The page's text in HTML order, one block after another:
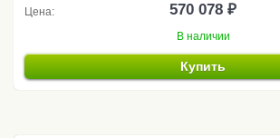
Цена: 570 078 ₽
В наличии
Купить